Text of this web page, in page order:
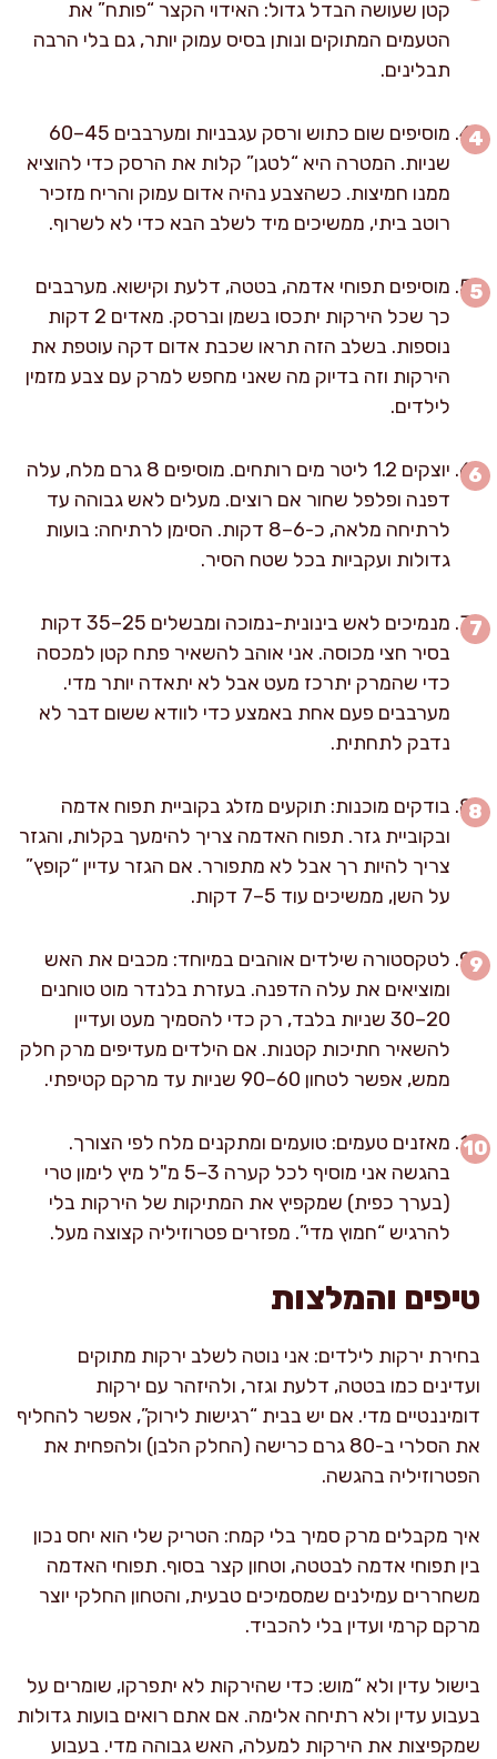
קטן שעושה הבדל גדול: האידוי הקצר “פותח” את
הטעמים המתוקים ונותן בסיס עמוק יותר, גם בלי הרבה
תבלינים.
מוסיפים שום כתוש ורסק עגבניות ומערבבים 45–60
שניות. המטרה היא “לטגן” קלות את הרסק כדי להוציא
ממנו חמיצות. כשהצבע נהיה אדום עמוק והריח מזכיר
רוטב ביתי, ממשיכים מיד לשלב הבא כדי לא לשרוף.
מוסיפים תפוחי אדמה, בטטה, דלעת וקישוא. מערבבים
כך שכל הירקות יתכסו בשמן וברסק. מאדים 2 דקות
נוספות. בשלב הזה תראו שכבת אדום דקה עוטפת את
הירקות וזה בדיוק מה שאני מחפש למרק עם צבע מזמין
לילדים.
יוצקים 1.2 ליטר מים רותחים. מוסיפים 8 גרם מלח, עלה
דפנה ופלפל שחור אם רוצים. מעלים לאש גבוהה עד
לרתיחה מלאה, כ-6–8 דקות. הסימן לרתיחה: בועות
גדולות ועקביות בכל שטח הסיר.
מנמיכים לאש בינונית-נמוכה ומבשלים 25–35 דקות
בסיר חצי מכוסה. אני אוהב להשאיר פתח קטן למכסה
כדי שהמרק יתרכז מעט אבל לא יתאדה יותר מדי.
מערבבים פעם אחת באמצע כדי לוודא ששום דבר לא
נדבק לתחתית.
בודקים מוכנות: תוקעים מזלג בקוביית תפוח אדמה
ובקוביית גזר. תפוח האדמה צריך להימעך בקלות, והגזר
צריך להיות רך אבל לא מתפורר. אם הגזר עדיין “קופץ”
על השן, ממשיכים עוד 5–7 דקות.
לטקסטורה שילדים אוהבים במיוחד: מכבים את האש
ומוציאים את עלה הדפנה. בעזרת בלנדר מוט טוחנים
20–30 שניות בלבד, רק כדי להסמיך מעט ועדיין
להשאיר חתיכות קטנות. אם הילדים מעדיפים מרק חלק
ממש, אפשר לטחון 60–90 שניות עד מרקם קטיפתי.
מאזנים טעמים: טועמים ומתקנים מלח לפי הצורך.
בהגשה אני מוסיף לכל קערה 3–5 מ"ל מיץ לימון טרי
(בערך כפית) שמקפיץ את המתיקות של הירקות בלי
להרגיש “חמוץ מדי”. מפזרים פטרוזיליה קצוצה מעל.
טיפים והמלצות
בחירת ירקות לילדים: אני נוטה לשלב ירקות מתוקים
ועדינים כמו בטטה, דלעת וגזר, ולהיזהר עם ירקות
דומיננטיים מדי. אם יש בבית “רגישות לירוק”, אפשר להחליף
את הסלרי ב-80 גרם כרישה (החלק הלבן) ולהפחית את
הפטרוזיליה בהגשה.
איך מקבלים מרק סמיך בלי קמח: הטריק שלי הוא יחס נכון
בין תפוחי אדמה לבטטה, וטחון קצר בסוף. תפוחי האדמה
משחררים עמילנים שמסמיכים טבעית, והטחון החלקי יוצר
מרקם קרמי ועדין בלי להכביד.
בישול עדין ולא “מוש: כדי שהירקות לא יתפרקו, שומרים על
בעבוע עדין ולא רתיחה אלימה. אם אתם רואים בועות גדולות
שמקפיצות את הירקות למעלה, האש גבוהה מדי. בעבוע